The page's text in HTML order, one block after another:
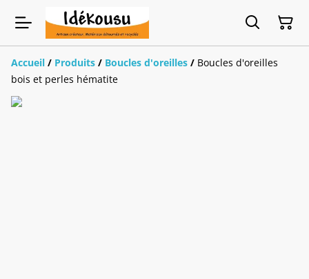
Accueil / Produits / Boucles d'oreilles / Boucles d'oreilles
bois et perles hématite